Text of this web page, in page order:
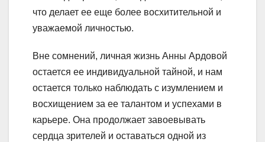
что делает ее еще более восхитительной и
уважаемой личностью.
Вне сомнений, личная жизнь Анны Ардовой
остается ее индивидуальной тайной, и нам
остается только наблюдать с изумлением и
восхищением за ее талантом и успехами в
карьере. Она продолжает завоевывать
сердца зрителей и оставаться одной из